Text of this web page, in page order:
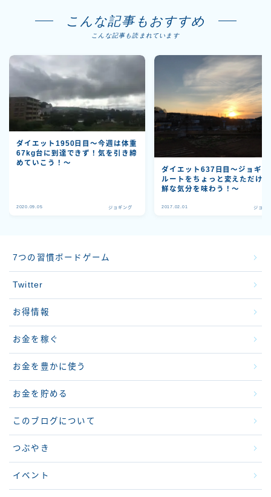
こんな記事もおすすめ
こんな記事も読まれています
ダイエット1950日目～今週は体重
67kg台に到達できず！気を引き締
めていこう！～
2020.09.05 ジョギング
ダイエット637日目〜ジョギン
ルートをちょっと変えただけ
鮮な気分を味わう！〜
2017.02.01 ジョギ
7つの習慣ボードゲーム
Twitter
お得情報
お金を稼ぐ
お金を豊かに使う
お金を貯める
このブログについて
つぶやき
イベント